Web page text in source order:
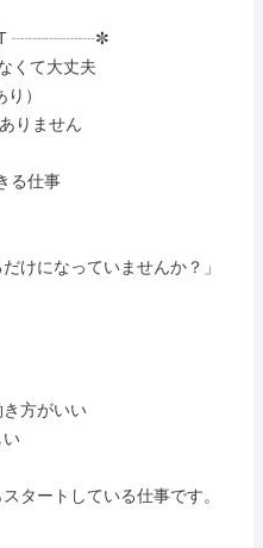
┈┈┈┈┈✼
くて大丈夫
）
りません
る仕事
けになっていませんか？」
き方がいい
い
タートしている仕事です。